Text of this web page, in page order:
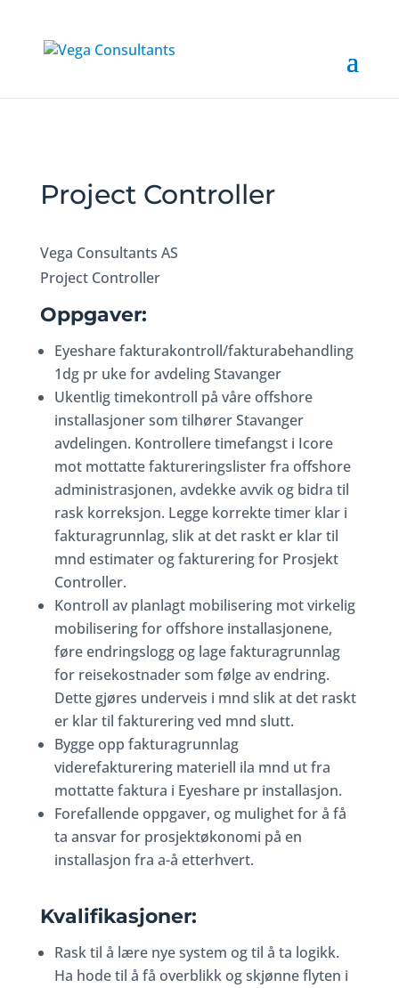
Project Controller
Vega Consultants AS
Project Controller
Oppgaver:
Eyeshare fakturakontroll/fakturabehandling
1dg pr uke for avdeling Stavanger
Ukentlig timekontroll på våre offshore
installasjoner som tilhører Stavanger
avdelingen. Kontrollere timefangst i Icore
mot mottatte faktureringslister fra offshore
administrasjonen, avdekke avvik og bidra til
rask korreksjon. Legge korrekte timer klar i
fakturagrunnlag, slik at det raskt er klar til
mnd estimater og fakturering for Prosjekt
Controller.
Kontroll av planlagt mobilisering mot virkelig
mobilisering for offshore installasjonene,
føre endringslogg og lage fakturagrunnlag
for reisekostnader som følge av endring.
Dette gjøres underveis i mnd slik at det raskt
er klar til fakturering ved mnd slutt.
Bygge opp fakturagrunnlag
viderefakturering materiell ila mnd ut fra
mottatte faktura i Eyeshare pr installasjon.
Forefallende oppgaver, og mulighet for å få
ta ansvar for prosjektøkonomi på en
installasjon fra a-å etterhvert.
Kvalifikasjoner:
Rask til å lære nye system og til å ta logikk.
Ha hode til å få overblikk og skjønne flyten i